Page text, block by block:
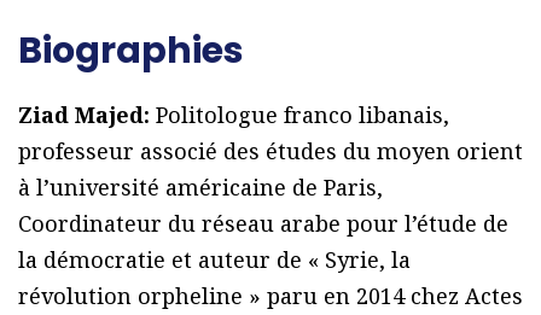
Biographies
Ziad Majed: Politologue franco libanais,
professeur associé des études du moyen orient
à l’université américaine de Paris,
Coordinateur du réseau arabe pour l’étude de
la démocratie et auteur de « Syrie, la
révolution orpheline » paru en 2014 chez Actes